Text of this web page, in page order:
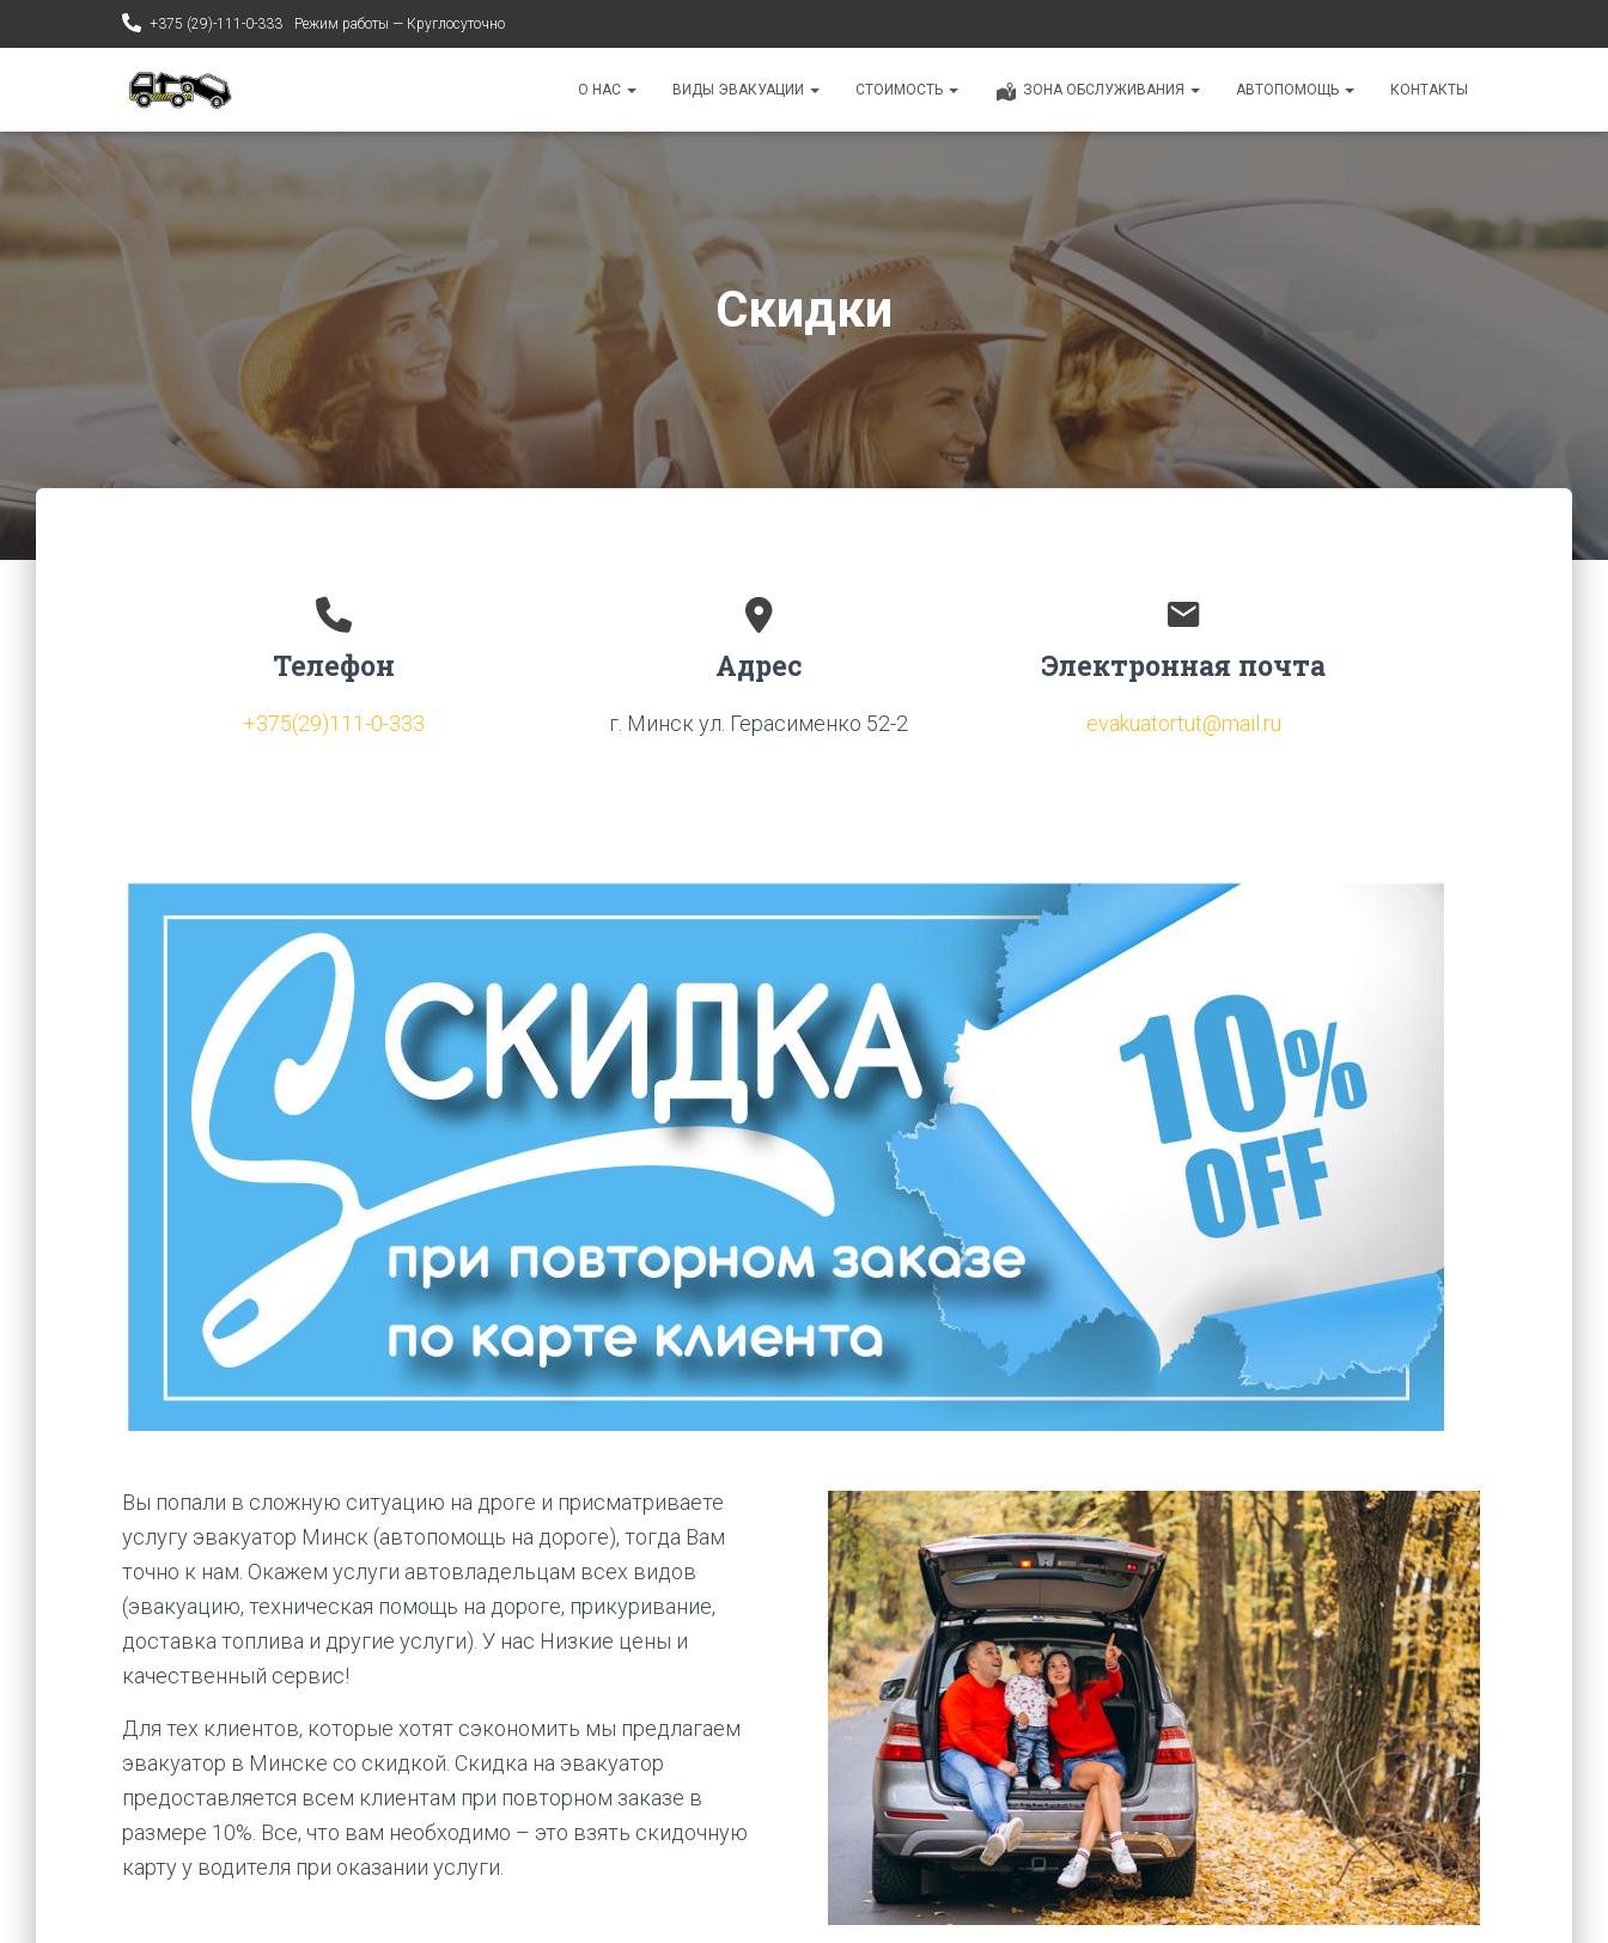
+375 (29)-111-0-333 Режим работы — Круглосуточно
О НАС ВИДЫ ЭВАКУАЦИИ СТОИМОСТЬ ЗОНА ОБСЛУЖИВАНИЯ АВТОПОМОЩЬ КОНТАКТЫ
Скидки
Телефон
+375(29)111-0-333
Адрес
г. Минск ул. Герасименко 52-2
Электронная почта
evakuatortut@mail.ru
Вы попали в сложную ситуацию на дроге и присматриваете
услугу эвакуатор Минск (автопомощь на дороге), тогда Вам
точно к нам. Окажем услуги автовладельцам всех видов
(эвакуацию, техническая помощь на дороге, прикуривание,
доставка топлива и другие услуги). У нас Низкие цены и
качественный сервис!
Для тех клиентов, которые хотят сэкономить мы предлагаем
эвакуатор в Минске со скидкой. Скидка на эвакуатор
предоставляется всем клиентам при повторном заказе в
размере 10%. Все, что вам необходимо – это взять скидочную
карту у водителя при оказании услуги.